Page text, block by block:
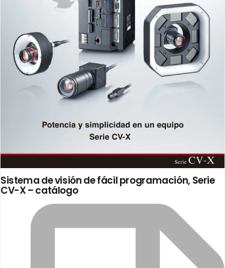
Sistema de visión de fácil programación, Serie
CV-X – catálogo